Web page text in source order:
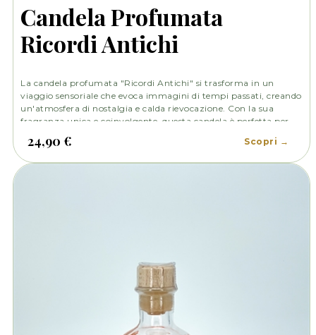
Candela Profumata
Ricordi Antichi
La candela profumata "Ricordi Antichi" si trasforma in un
viaggio sensoriale che evoca immagini di tempi passati, creando
un'atmosfera di nostalgia e calda rievocazione. Con la sua
fragranza unica e coinvolgente, questa candela è perfetta per
vecchia casa di famiglia o di un luogo carico di storie e ricordi.
24,90 € Scopri →